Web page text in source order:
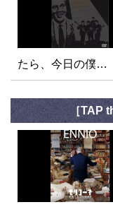
たら、今日の僕…
［TAP